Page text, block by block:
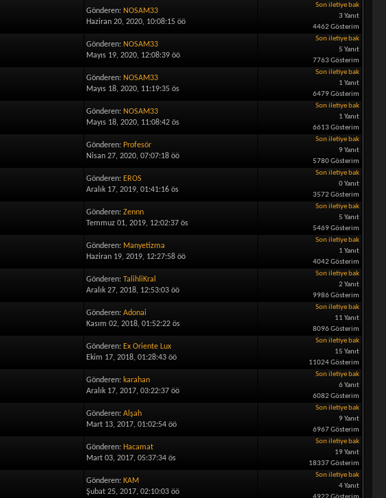
Gönderen: NOSAM33
Haziran 20, 2020, 10:08:15 öö
Son iletiye bak
3 Yanıt
4462 Gösterim
Gönderen: NOSAM33
Mayıs 19, 2020, 12:08:39 öö
Son iletiye bak
5 Yanıt
7763 Gösterim
Gönderen: NOSAM33
Mayıs 18, 2020, 11:19:35 ös
Son iletiye bak
1 Yanıt
6479 Gösterim
Gönderen: NOSAM33
Mayıs 18, 2020, 11:08:42 ös
Son iletiye bak
1 Yanıt
6613 Gösterim
Gönderen: Profesör
Nisan 27, 2020, 07:07:18 öö
Son iletiye bak
9 Yanıt
5780 Gösterim
Gönderen: EROS
Aralık 17, 2019, 01:41:16 ös
Son iletiye bak
0 Yanıt
3572 Gösterim
Gönderen:Zennn
Temmuz 01, 2019, 12:02:37 ös
Son iletiye bak
5 Yanıt
5469 Gösterim
Gönderen: Manyetizma
Haziran 19, 2019, 12:27:58 öö
Son iletiye bak
1 Yanıt
4042 Gösterim
Gönderen:TalihliKral
Aralık 27, 2018, 12:53:03 öö
Son iletiye bak
2 Yanıt
9986 Gösterim
Gönderen:Adonai
Kasım 02, 2018, 01:52:22 ös
Son iletiye bak
11 Yanıt
8096 Gösterim
Gönderen: Ex Oriente Lux
Ekim 17, 2018, 01:28:43 öö
Son iletiye bak
15 Yanıt
11024 Gösterim
Gönderen: karahan
Aralık 17, 2017, 03:22:37 öö
Son iletiye bak
6 Yanıt
6082 Gösterim
Gönderen:Alşah
Mart 13, 2017, 01:02:54 öö
Son iletiye bak
9 Yanıt
6967 Gösterim
Gönderen: Hacamat
Mart 03, 2017, 05:37:34 ös
Son iletiye bak
19 Yanıt
18337 Gösterim
Gönderen: KAM
Şubat 25, 2017, 02:10:03 öö
Son iletiye bak
4 Yanıt